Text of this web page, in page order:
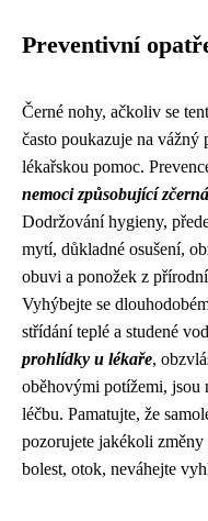
Preventivní
Černé nohy, ačkoliv se
často poukazuje na
lékařskou pomoc.
nemoci způsobující
Dodržování hygieny,
mytí, důkladné osušení,
obuvi a ponožek z
Vyhýbejte se
střídání teplé a studené
prohlídky u lékaře,
oběhovými potížemi, jsou
léčbu. Pamatujte, že
pozorujete jakékoli
bolest, otok, neváhejte